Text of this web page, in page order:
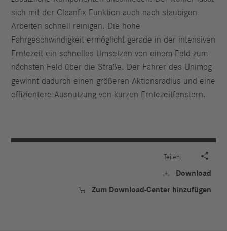
sich mit der Cleanfix Funktion auch nach staubigen
Arbeiten schnell reinigen. Die hohe
Fahrgeschwindigkeit ermöglicht gerade in der intensiven
Erntezeit ein schnelles Umsetzen von einem Feld zum
nächsten Feld über die Straße. Der Fahrer des Unimog
gewinnt dadurch einen größeren Aktionsradius und eine
effizientere Ausnutzung von kurzen Erntezeitfenstern.
Teilen: 
 Download
 Zum Download-Center hinzufügen